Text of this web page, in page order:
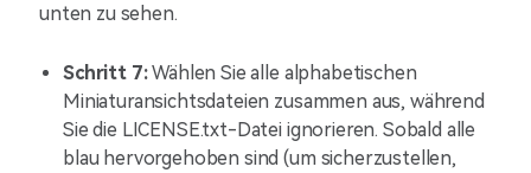
unten zu sehen.
Schritt 7:Wählen Sie alle alphabetischen
Miniaturansichtsdateien zusammen aus, während
Sie die LICENSE.txt-Datei ignorieren. Sobald alle
blau hervorgehoben sind (um sicherzustellen,